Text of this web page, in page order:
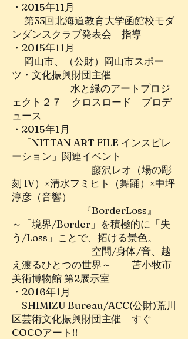
・2015年11月
第33回北海道教育大学函館校モダ
ンダンスクラブ発表会 指導
・2015年11月
岡山市、（公財）岡山市スポー
ツ・文化振興財団主催
水と緑のアートプロジ
ェクト２７ クロスロード プロデ
ュース
・2015年1月
「NITTAN ART FILE インスピレ
ーション」関連イベント
藤沢レオ（場の彫
刻 IV）×清水フミヒト（舞踊）×中坪
淳彦（音響）
『BorderLoss』
～「境界/Border」を積極的に「失
う/Loss」ことで、拓ける景色。
空間/身体/音、越
え渡るひとつの世界～ 苫小牧市
美術博物館 第2展示室
・2016年1月
SHIMIZU Bureau/ACC(公財)荒川
区芸術文化振興財団主催 すぐ
COCOアート!!